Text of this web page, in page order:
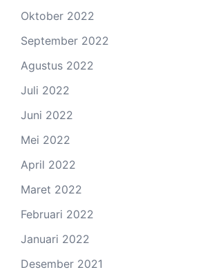
Oktober 2022
September 2022
Agustus 2022
Juli 2022
Juni 2022
Mei 2022
April 2022
Maret 2022
Februari 2022
Januari 2022
Desember 2021